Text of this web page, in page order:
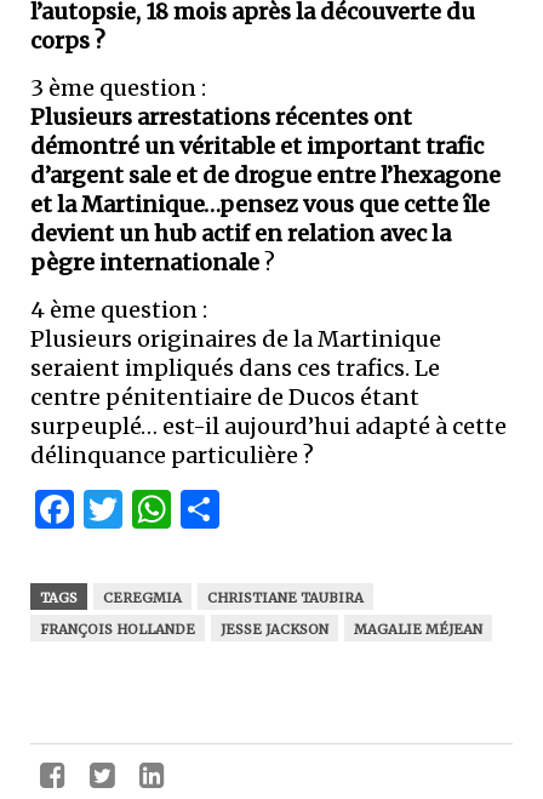
l’autopsie, 18 mois après la découverte du
corps ?
3 ème question :
Plusieurs arrestations récentes ont
démontré un véritable et important trafic
d’argent sale et de drogue entre l’hexagone
et la Martinique…pensez vous que cette île
devient un hub actif en relation avec la
pègre internationale ?
4 ème question :
Plusieurs originaires de la Martinique
seraient impliqués dans ces trafics. Le
centre pénitentiaire de Ducos étant
surpeuplé… est-il aujourd’hui adapté à cette
délinquance particulière ?
Facebook
Twitter
WhatsApp
TAGS CEREGMIA
CHRISTIANE TAUBIRA
FRANÇOIS HOLLANDE
JESSE JACKSON MAGALIE MÉJEAN